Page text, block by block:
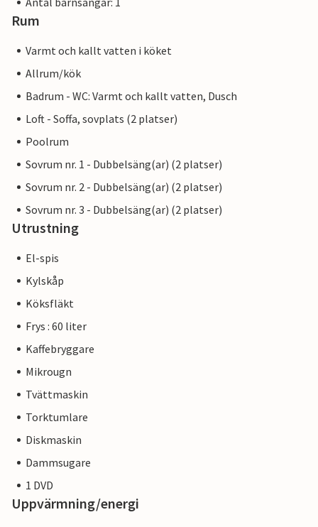
Rum
Varmt och kallt vatten i köket
Allrum/kök
Badrum - WC: Varmt och kallt vatten, Dusch
Loft - Soffa, sovplats (2 platser)
Poolrum
Sovrum nr. 1 - Dubbelsäng(ar) (2 platser)
Sovrum nr. 2 - Dubbelsäng(ar) (2 platser)
Sovrum nr. 3 - Dubbelsäng(ar) (2 platser)
Utrustning
El-spis
Kylskåp
Köksfläkt
Frys : 60 liter
Kaffebryggare
Mikrougn
Tvättmaskin
Torktumlare
Diskmaskin
Dammsugare
1 DVD
Uppvärmning/energi